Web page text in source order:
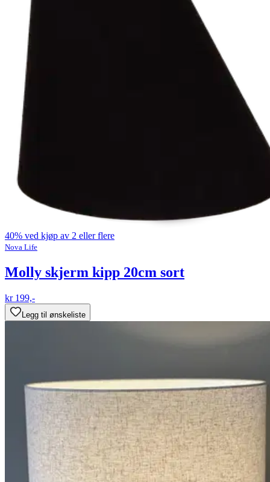
40% ved kjøp av 2 eller flere
Nova Life
Molly skjerm kipp 20cm sort
kr 199,-
Legg til ønskeliste